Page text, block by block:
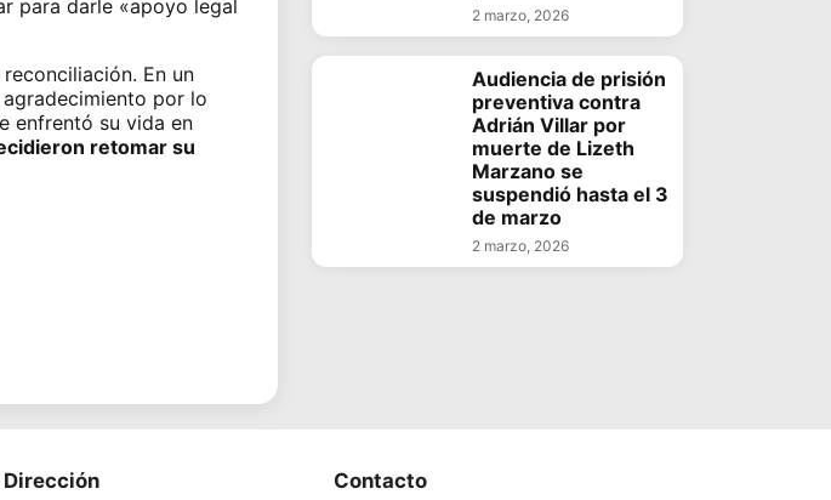
para darle «apoyo legal
En un
por lo
enfrentó su vida en
retomar su
2 marzo, 2026
Audiencia de prisión
preventiva contra
Adrián Villar por
muerte de Lizeth
Marzano se
suspendió hasta el 3
de marzo
2 marzo, 2026
Dirección Contacto